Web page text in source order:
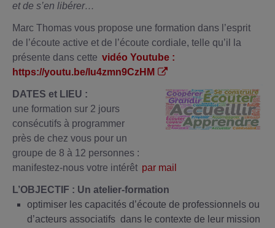
et de s’en libérer…
Marc Thomas vous propose une formation dans l’esprit
de l’écoute active et de l’écoute cordiale, telle qu’il la
présente dans cette vidéo Youtube :
https://youtu.be/lu4zmn9CzHM
DATES et LIEU :
une formation sur 2 jours
consécutifs à programmer
près de chez vous pour un
groupe de 8 à 12 personnes :
manifestez-nous votre intérêt par mail
L’OBJECTIF : Un atelier-formation
optimiser les capacités d’écoute de professionnels ou
d’acteurs associatifs dans le contexte de leur mission